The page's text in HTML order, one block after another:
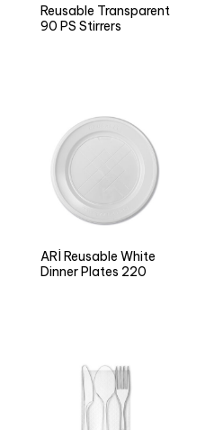
Reusable Transparent
90 PS Stirrers
ARÌ Reusable White
Dinner Plates 220